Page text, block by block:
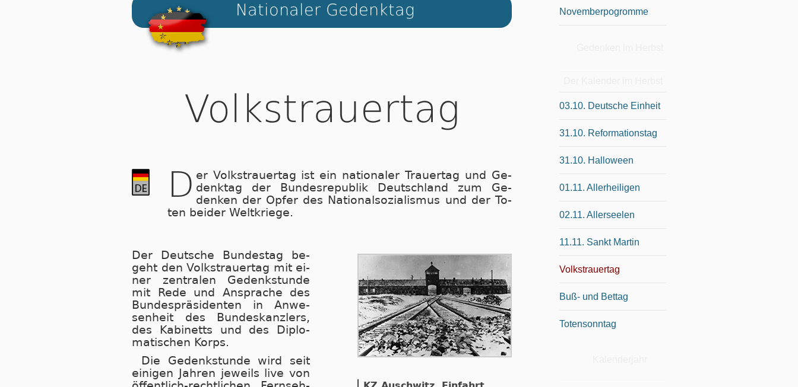
Nationaler Gedenktag
Volkstrauertag
D er Volkstrauertag ist ein nationaler Trau­er­tag und Ge­
denk­tag der Bun­des­re­pu­b­lik Deutsch­land zum Ge­
denken der Op­fer des Na­ti­o­nal­so­zi­a­lis­mus und der To­
ten bei­der Welt­krie­ge.
Der Deutsche Bundestag be­
geht den Volks­trau­er­tag mit ei­
ner zen­tra­len Ge­denk­stun­de
mit Re­de und An­spra­che des
Bun­des­prä­si­den­ten in An­we­
sen­heit des Bun­des­kanz­lers,
des Ka­bi­netts und des Di­plo­
ma­ti­schen Korps.
Die Gedenkstunde wird seit
ei­ni­gen Jah­ren je­weils live von
Novemberpogromme
03.10. Deutsche Einheit
31.10. Reformationstag
31.10. Halloween
01.11. Allerheiligen
02.11. Allerseelen
11.11. Sankt Martin
Volkstrauertag
Buß- und Bettag
Totensonntag